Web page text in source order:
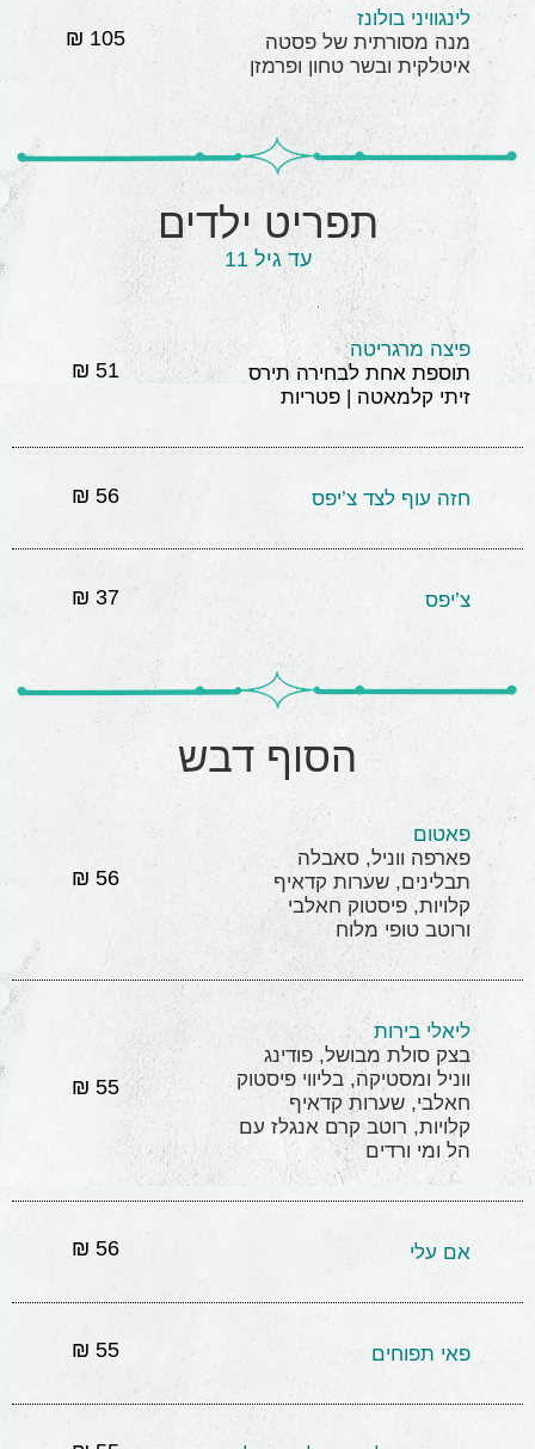
לינגוויני בולונז
מנה מסורתית של פסטה
איטלקית ובשר טחון ופרמזן
105 ₪
תפריט ילדים
עד גיל 11
פיצה מרגריטה
תוספת אחת לבחירה תירס
זיתי קלמאטה | פטריות
51 ₪
חזה עוף לצד צ’יפס 56 ₪
צ’יפס 37 ₪
הסוף דבש
פאטום
פארפה ווניל, סאבלה
תבלינים, שערות קדאיף
קלויות, פיסטוק חאלבי
ורוטב טופי מלוח
56 ₪
ליאלי בירות
בצק סולת מבושל, פודינג
ווניל ומסטיקה, בליווי פיסטוק
חאלבי, שערות קדאיף
קלויות, רוטב קרם אנגלז עם
הל ומי ורדים
55 ₪
אם עלי 56 ₪
פאי תפוחים 55 ₪